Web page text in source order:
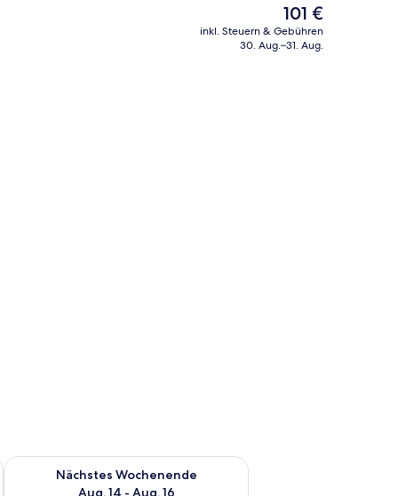
Apartment | Blick von der Unterkunft
Der
aktuelle
Preis
101 €
inkl. Steuern & Gebühren
30. Aug.–31. Aug.
Aug. 7 - Aug. 9.
Nächstes Wochenende
Aug. 14 - Aug. 16
Überprüfe die Verfügbarkeit für nächstes Wochenende, Aug.